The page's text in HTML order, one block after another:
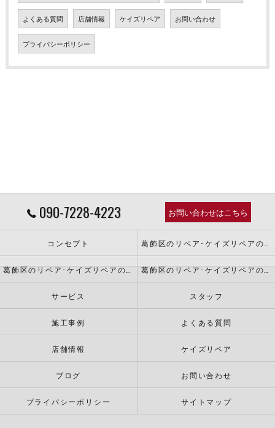
よくある質問 店舗情報 ケイズリペア お問い合わせ
プライバシーポリシー
090-7228-4223 お問い合わせはこちら
コンセプト
葛飾区のリペア･ケイズリペアの評判 葛飾区のリペア･ケイズリペアのお客様の声
サービス スタッフ
施工事例 よくある質問
店舗情報 ケイズリペア
ブログ お問い合わせ
プライバシーポリシー サイトマップ